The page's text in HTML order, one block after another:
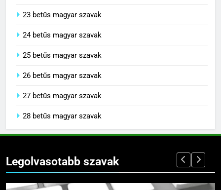
23 betűs magyar szavak
24 betűs magyar szavak
25 betűs magyar szavak
26 betűs magyar szavak
27 betűs magyar szavak
28 betűs magyar szavak
Legolvasotabb szavak